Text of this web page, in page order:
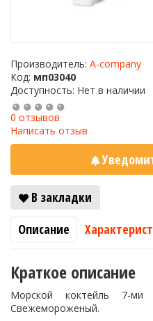
Производитель: A-company
Код: мп03040
Доступность: Нет в наличии
0 отзывов
Написать отзыв
В закладки
Описание
Краткое описание
Морской коктейль 7-ми
Свежемороженый.